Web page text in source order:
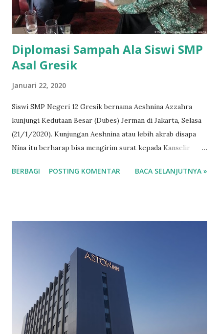
apakah kamu sudah lihat dan cari tiket kereta api untuk
liburan ke kota ini? Jika belum, kamu harus se...
Diplomasi Sampah Ala Siswi SMP
Asal Gresik
Januari 22, 2020
Siswi SMP Negeri 12 Gresik bernama Aeshnina Azzahra
kunjungi Kedutaan Besar (Dubes) Jerman di Jakarta, Selasa
(21/1/2020). Kunjungan Aeshnina atau lebih akrab disapa
Nina itu berharap bisa mengirim surat kepada Kanselir
plastik ke Indonesia. Nina datang ke Dubes Jerman dengan
Indonesia," kata Prigi Arisandi, orang tua Nina, sekaligus
sebagai pemerhati lingkungan. Sementara Nina mengatakan,
panggilan hati mengirim surat ke Kanselir Jerman, karena
banyak sampah impor menumpuk dan berserakan di sekitar
rumah warga. "Saya tidak ingin lingkungan menjadi tempat
sampah negara lain. Karena di sungai dan laut sudah banyak
BERBAGI POSTING KOMENTAR BACA SELANJUTNYA »